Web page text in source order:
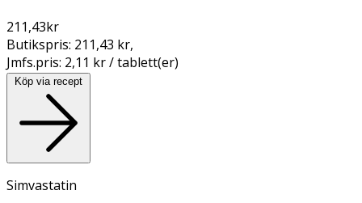
211,43kr
Butikspris: 211,43 kr,
Jmfs.pris: 2,11 kr / tablett(er)
Köp via recept
Simvastatin